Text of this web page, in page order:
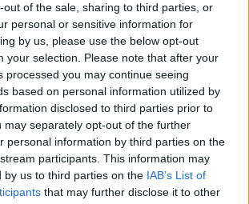
out of the sale, sharing to third parties, or
personal or sensitive information for
by us, please use the below opt-out
your selection. Please note that after your
processed you may continue seeing
based on personal information utilized by
disclosed to third parties prior to
may separately opt-out of the further
personal information by third parties on the
participants. This information may
by us to third parties on the IAB’s List of
that may further disclose it to other
zakresami; zakresem; zakresie;
zakresowi; zakresu; zakresy